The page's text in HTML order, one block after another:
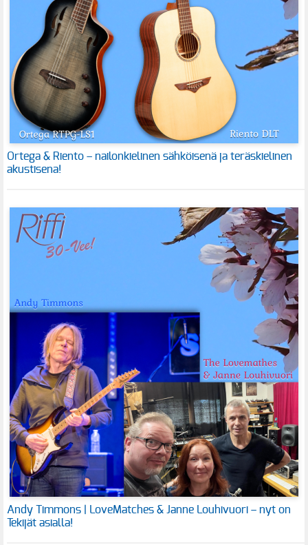
Ortega & Riento – nailonkielinen sähköisenä ja teräskielinen
akustisena!
Andy Timmons | LoveMatches & Janne Louhivuori – nyt on
Tekijät asialla!